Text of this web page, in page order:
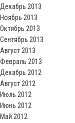
Декабрь 2013
Ноябрь 2013
Октябрь 2013
Сентябрь 2013
Август 2013
Февраль 2013
Декабрь 2012
Август 2012
Июль 2012
Июнь 2012
Май 2012